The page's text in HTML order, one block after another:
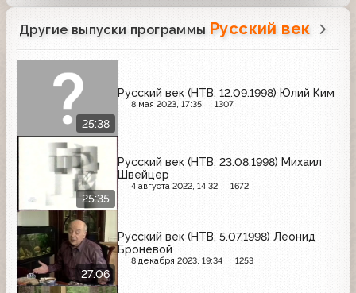
Другие выпуски программы Русский век
25:38
Русский век (НТВ, 12.09.1998) Юлий Ким
8 мая 2023, 17:35 1307
25:35
Русский век (НТВ, 23.08.1998) Михаил
Швейцер
4 августа 2022, 14:32 1672
27:06
Русский век (НТВ, 5.07.1998) Леонид
Броневой
8 декабря 2023, 19:34 1253